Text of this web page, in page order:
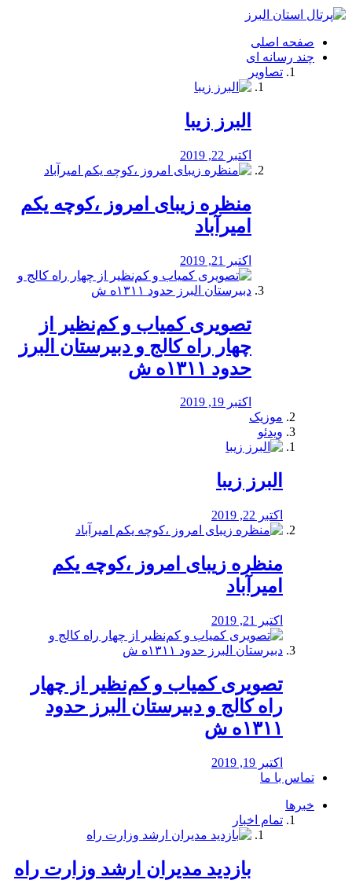
فصد
شرق
تهران
خشکشویی
صفحه اصلی
چند رسانه ای
تصاویر
البرز زیبا
اکتبر 22, 2019
منظره‌‌ زیبای امروز ،کوچه یکم
امیرآباد
اکتبر 21, 2019
️تصویری کمیاب و کم‌نظیر از
چهار راه كالج و دبيرستان البرز
حدود ۱۳۱۱ه ش
اکتبر 19, 2019
موزیک
ویدئو
البرز زیبا
اکتبر 22, 2019
منظره‌‌ زیبای امروز ،کوچه یکم
امیرآباد
اکتبر 21, 2019
️تصویری کمیاب و کم‌نظیر از چهار
راه كالج و دبيرستان البرز حدود
۱۳۱۱ه ش
اکتبر 19, 2019
تماس با ما
خبرها
تمام اخبار
بازدید مدیران ارشد وزارت راه